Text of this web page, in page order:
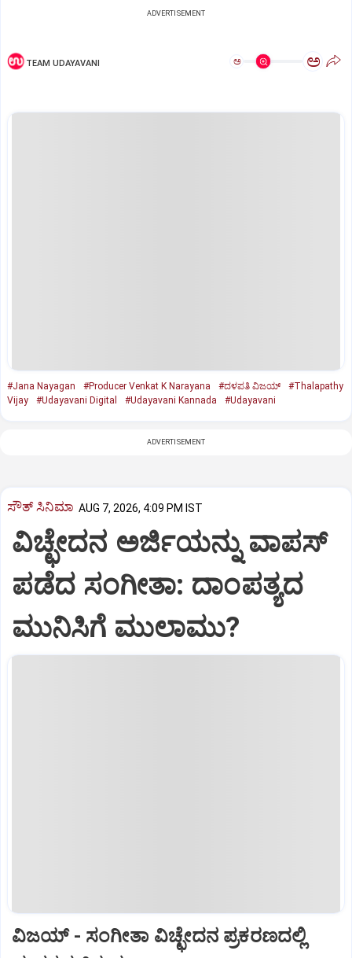
ADVERTISEMENT
TEAM UDAYAVANI ಅ ಅ
#Jana Nayagan #Producer Venkat K Narayana #ದಳಪತಿ ವಿಜಯ್
#Thalapathy
Vijay
#Udayavani Digital #Udayavani Kannada #Udayavani
ADVERTISEMENT
ಸೌತ್‌ ಸಿನಿಮಾ AUG 7, 2026, 4:09 PM IST
ವಿಚ್ಛೇದನ ಅರ್ಜಿಯನ್ನು ವಾಪಸ್‌
ಪಡೆದ ಸಂಗೀತಾ: ದಾಂಪತ್ಯದ
ಮುನಿಸಿಗೆ ಮುಲಾಮು?
ವಿಜಯ್‌ - ಸಂಗೀತಾ ವಿಚ್ಛೇದನ ಪ್ರಕರಣದಲ್ಲಿ